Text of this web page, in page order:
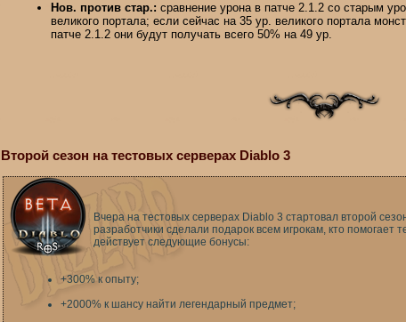
Нов. против стар.: сравнение урона в патче 2.1.2 со старым
великого портала; если сейчас на 35 ур. великого портала
патче 2.1.2 они будут получать всего 50% на 49 ур.
Второй сезон на тестовых серверах Diablo 3
Вчера на тестовых серверах Diablo 3 стартовал второй
разработчики сделали подарок всем игрокам, кто помогает
действует следующие бонусы:
+300% к опыту;
+2000% к шансу найти легендарный предмет;